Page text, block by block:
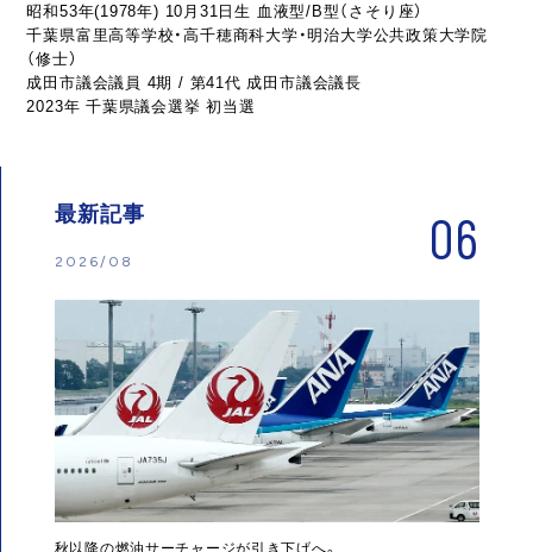
昭和53年(1978年) 10月31日生 血液型/B型（さそり座）
千葉県富里高等学校・高千穂商科大学・明治大学公共政策大学院
（修士）
成田市議会議員 4期 / 第41代 成田市議会議長
2023年 千葉県議会選挙 初当選
最新記事
2026/08 06
秋以降の燃油サーチャージが引き下げへ。